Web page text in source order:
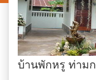
บ้านพักหรู ท่าม